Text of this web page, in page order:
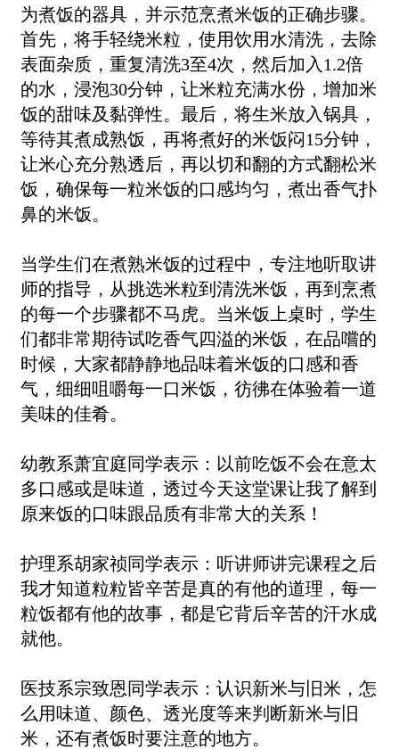
为煮饭的器具，并示范烹煮米饭的正确步骤。
首先，将手轻绕米粒，使用饮用水清洗，去除
表面杂质，重复清洗3至4次，然后加入 1.2倍
的水，浸泡30分钟，让米粒充满水份，增加米
饭的甜味及黏弹性。最后，将生米放入锅具，
等待其煮成熟饭，再将煮好的米饭闷15分钟，
让米心充分熟透后，再以切和翻的方式翻松米
饭，确保每一粒米饭的口感均匀，煮出香气扑
鼻的米饭。
当学生们在煮熟米饭的过程中，专注地听取讲
师的指导，从挑选米粒到清洗米饭，再到烹煮
的每一个步骤都不马虎。当米饭上桌时，学生
们都非常期待试吃香气四溢的米饭，在品嚐的
时候，大家都静静地品味着米饭的口感和香
气，细细咀嚼每一口米饭，彷彿在体验着一道
美味的佳肴。
幼教系萧宜庭同学表示：以前吃饭不会在意太
多口感或是味道，透过今天这堂课让我了解到
原来饭的口味跟品质有非常大的关系！
护理系胡家祯同学表示：听讲师讲完课程之后
我才知道粒粒皆辛苦是真的有他的道理，每一
粒饭都有他的故事，都是它背后辛苦的汗水成
就他。
医技系宗致恩同学表示：认识新米与旧米，怎
么用味道、颜色、透光度等来判断新米与旧
米，还有煮饭时要注意的地方。